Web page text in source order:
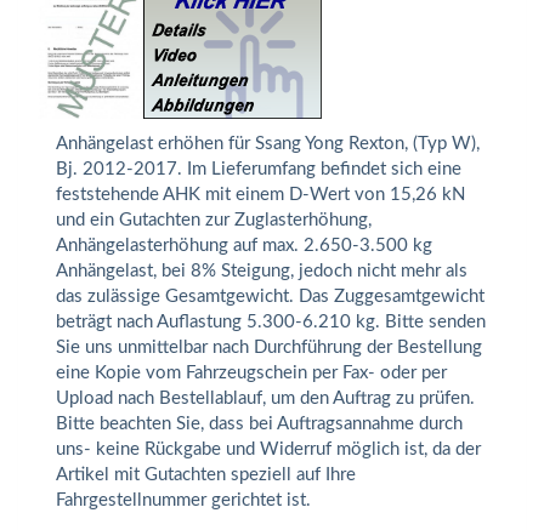
Anhängelast erhöhen für Ssang Yong Rexton, (Typ W),
Bj. 2012-2017. Im Lieferumfang befindet sich eine
feststehende AHK mit einem D-Wert von 15,26 kN
und ein Gutachten zur Zuglasterhöhung,
Anhängelasterhöhung auf max. 2.650-3.500 kg
Anhängelast, bei 8% Steigung, jedoch nicht mehr als
das zulässige Gesamtgewicht. Das Zuggesamtgewicht
beträgt nach Auflastung 5.300-6.210 kg. Bitte senden
Sie uns unmittelbar nach Durchführung der Bestellung
eine Kopie vom Fahrzeugschein per Fax- oder per
Upload nach Bestellablauf, um den Auftrag zu prüfen.
Bitte beachten Sie, dass bei Auftragsannahme durch
uns- keine Rückgabe und Widerruf möglich ist, da der
Artikel mit Gutachten speziell auf Ihre
Fahrgestellnummer gerichtet ist.